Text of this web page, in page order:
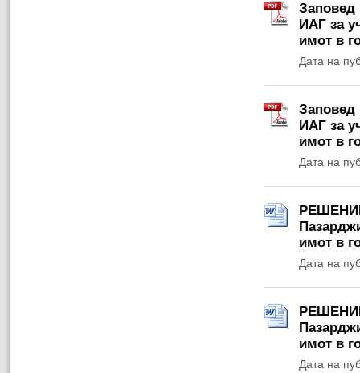
Заповед
ИАГ за
имот в
Дата на
Заповед
ИАГ за
имот в
Дата на
имот в
Дата на
имот в
Дата на